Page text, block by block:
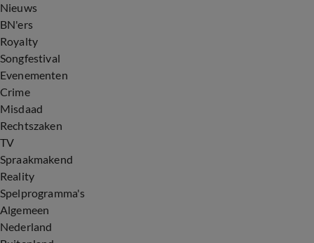
Nieuws
BN'ers
Royalty
Songfestival
Evenementen
Crime
Misdaad
Rechtszaken
TV
Spraakmakend
Reality
Spelprogramma's
Algemeen
Nederland